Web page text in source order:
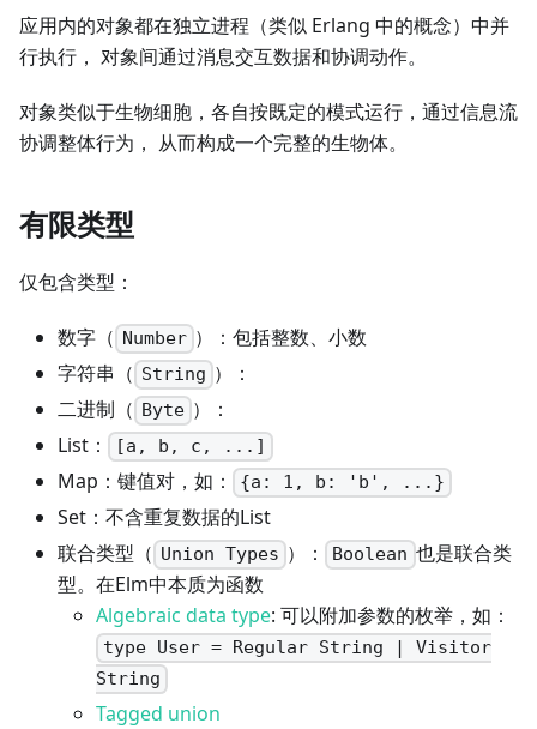
应用内的对象都在独立进程（类似 Erlang 中的概念）中并
行执行， 对象间通过消息交互数据和协调动作。
对象类似于生物细胞，各自按既定的模式运行，通过信息流
协调整体行为， 从而构成一个完整的生物体。
有限类型
仅包含类型：
数字（ Number ）：包括整数、小数
字符串（ String ）：
二进制（ Byte ）：
List：
[a, b, c, ...]
Map：键值对，如： {a: 1, b: 'b', ...}
Set：不含重复数据的List
联合类型（ Union Types ）： Boolean 也是联合类
型。在Elm中本质为函数
Algebraic data type: 可以附加参数的枚举，如：
type User = Regular String | Visitor
String
Tagged union